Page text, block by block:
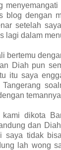
blog dengan
setelah
lagi dalam
bertemu
Diah pun
itu saya
kami dikota
dan
saya tidak
lah wong